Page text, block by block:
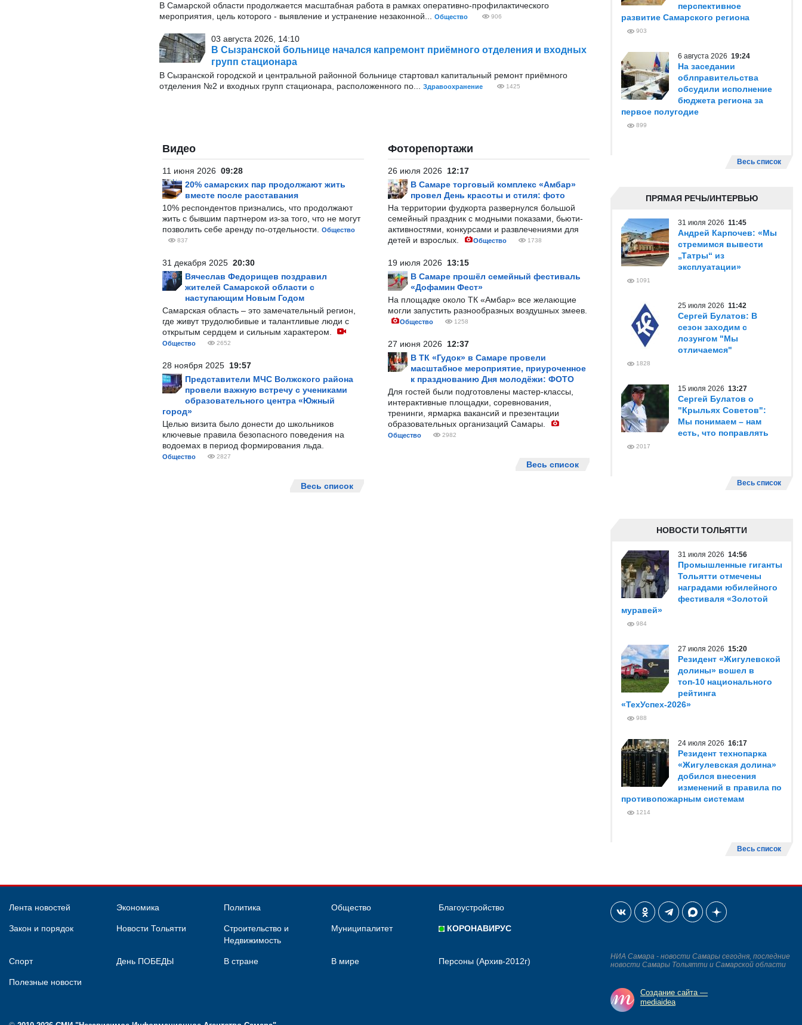
В Самарской области продолжается масштабная работа в рамках оперативно‑профилактического
мероприятия, цель которого - выявление и устранение незаконной...
Общество 906
03 августа 2026, 14:10
В Сызранской больнице начался капремонт приёмного отделения и входных
групп стационара
В Сызранской городской и центральной районной больнице стартовал капитальный ремонт приёмного
отделения №2 и входных групп стационара, расположенного по...
Здравоохранение 1425
Видео
11 июня 2026 09:28
20% самарских пар продолжают жить
вместе после расставания
10% респондентов признались, что продолжают
жить с бывшим партнером из-за того, что не могут
позволить себе аренду по-отдельности.
Общество
837
31 декабря 2025 20:30
Вячеслав Федорищев поздравил
жителей Самарской области с
наступающим Новым Годом
Самарская область – это замечательный регион,
где живут трудолюбивые и талантливые люди с
открытым сердцем и сильным характером.
Общество 2652
28 ноября 2025 19:57
Представители МЧС Волжского района
провели важную встречу с учениками
образовательного центра «Южный
город»
Целью визита было донести до школьников
ключевые правила безопасного поведения на
водоемах в период формирования льда.
Общество 2827
Весь список
Фоторепортажи
26 июля 2026 12:17
В Самаре торговый комплекс «Амбар»
провел День красоты и стиля: фото
На территории фудкорта развернулся большой
семейный праздник с модными показами, бьюти-
активностями, конкурсами и развлечениями для
детей и взрослых.
Общество 1738
19 июля 2026 13:15
В Самаре прошёл семейный фестиваль
«Дофамин Фест»
На площадке около ТК «Амбар» все желающие
могли запустить разнообразных воздушных змеев.
Общество 1258
27 июня 2026 12:37
В ТК «Гудок» в Самаре провели
масштабное мероприятие, приуроченное
к празднованию Дня молодёжи: ФОТО
Для гостей были подготовлены мастер-классы,
интерактивные площадки, соревнования,
тренинги, ярмарка вакансий и презентации
образовательных организаций Самары.
Общество 2982
Весь список
перспективное
развитие Самарского региона
903
6 августа 2026 19:24
На заседании
облправительства
обсудили исполнение
бюджета региона за
первое полугодие
899
Весь список
ПРЯМАЯ РЕЧЬ/ИНТЕРВЬЮ
31 июля 2026 11:45
Андрей Карпочев: «Мы
стремимся вывести
„Татры“ из
эксплуатации»
1091
25 июля 2026 11:42
Сергей Булатов: В
сезон заходим с
лозунгом "Мы
отличаемся"
1828
15 июля 2026 13:27
Сергей Булатов о
"Крыльях Советов":
Мы понимаем – нам
есть, что поправлять
2017
Весь список
НОВОСТИ ТОЛЬЯТТИ
31 июля 2026 14:56
Промышленные гиганты
Тольятти отмечены
наградами юбилейного
фестиваля «Золотой
муравей»
984
27 июля 2026 15:20
Резидент «Жигулевской
долины» вошел в
топ-10 национального
рейтинга
«ТехУспех-2026»
988
24 июля 2026 16:17
Резидент технопарка
«Жигулевская долина»
добился внесения
изменений в правила по
противопожарным системам
1214
Весь список
Лента новостей Экономика Политика Общество Благоустройство
Закон и порядок Новости Тольятти
Строительство и
Недвижимость
Муниципалитет КОРОНАВИРУС
Спорт День ПОБЕДЫ В стране В мире Персоны (Архив-2012г)
Полезные новости
НИА Самара - новости Самары сегодня, последние
новости Самары Тольятти и Самарской области
Создание сайта —
mediaidea